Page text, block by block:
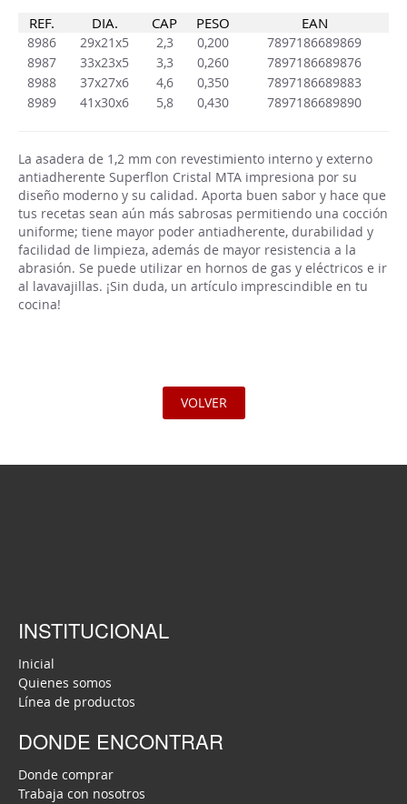
REF. DIA. CAP PESO EAN
8986 29x21x5 2,3 0,200
7897186689869
8987
33x23x5 3,3 0,260
7897186689876
8988
37x27x6 4,6 0,350
7897186689883
8989
41x30x6 5,8 0,430 7897186689890
La asadera de 1,2 mm con revestimiento interno y externo
antiadherente Superflon Cristal MTA impresiona por su
diseño moderno y su calidad. Aporta buen sabor y hace que
tus recetas sean aún más sabrosas permitiendo una cocción
uniforme; tiene mayor poder antiadherente, durabilidad y
facilidad de limpieza, además de mayor resistencia a la
abrasión. Se puede utilizar en hornos de gas y eléctricos e ir
al lavavajillas. ¡Sin duda, un artículo imprescindible en tu
cocina!
VOLVER
INSTITUCIONAL
Inicial
Quienes somos
Línea de productos
DONDE ENCONTRAR
Donde comprar
Trabaja con nosotros